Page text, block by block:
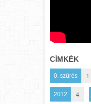
CÍMKÉK
0. szűrés 1
2012 4